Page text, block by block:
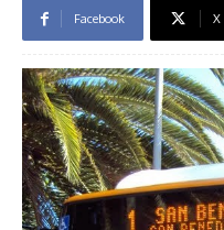
Facebook X